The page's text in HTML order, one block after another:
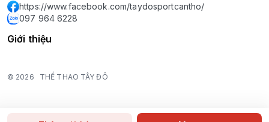
https://www.facebook.com/taydosportcantho/
097 964 6228
Giới thiệu
© 2026 THỂ THAO TÂY ĐÔ